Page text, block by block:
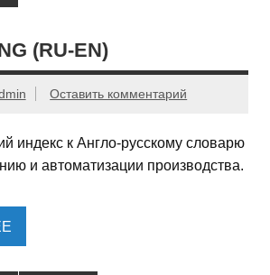
(RU-EN)
Оставить комментарий
индекс к Англо-русскому словарю
и автоматизации производства.